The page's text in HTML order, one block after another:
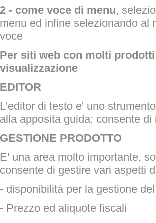
2 - come voce di menu,
menu ed infine selezionando al
voce
Per siti web con molti
visualizzazione
EDITOR
L'editor di testo e' uno
alla apposita guida; consente
GESTIONE PRODOTTO
E' una area molto importante,
consente di gestire vari aspetti
- disponibilità per la gestione
- Prezzo ed aliquote fiscali